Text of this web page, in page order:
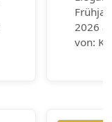
2026
von: